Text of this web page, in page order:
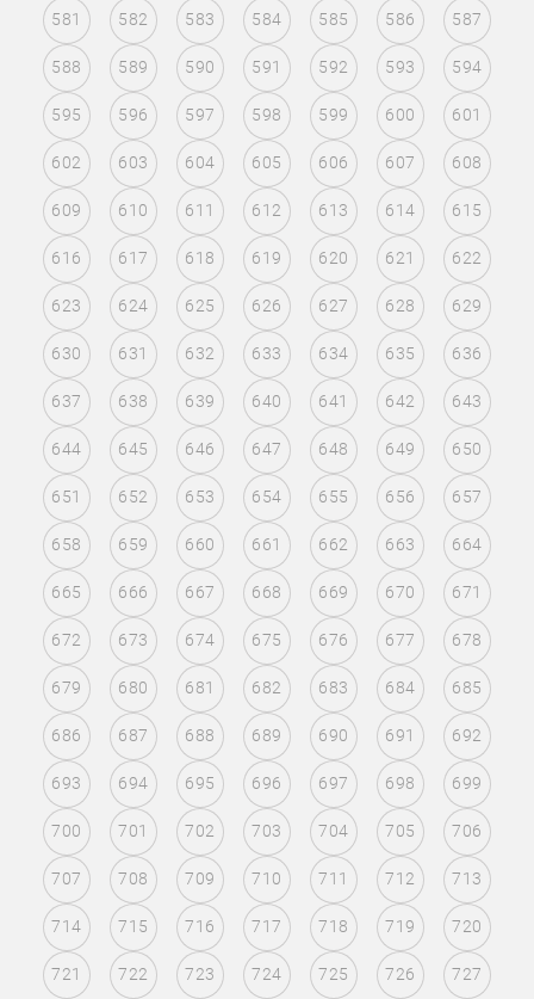
581 582 583 584 585 586 587
588 589 590 591 592 593 594
595 596 597 598 599 600 601
602 603 604 605 606 607 608
609 610 611 612 613 614 615
616 617 618 619 620 621 622
623 624 625 626 627 628 629
630 631 632 633 634 635 636
637 638 639 640 641 642 643
644 645 646 647 648 649 650
651 652 653 654 655 656 657
658 659 660 661 662 663 664
665 666 667 668 669 670 671
672 673 674 675 676 677 678
679 680 681 682 683 684 685
686 687 688 689 690 691 692
693 694 695 696 697 698 699
700 701 702 703 704 705 706
707 708 709 710 711 712 713
714 715 716 717 718 719 720
721 722 723 724 725 726 727